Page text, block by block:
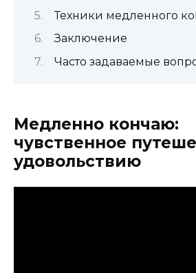
Техники медленного
Заключение
Часто задаваемые
Медленно кончаю:
чувственное
удовольствию